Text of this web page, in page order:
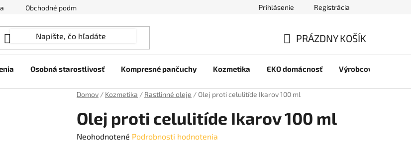
Obchodné podmienky Prihlásenie Registrácia
KOŠÍK
PRÁZDNY KOŠÍK
Osobná starostlivosť Kompresné pančuchy Kozmetika EKO domácnosť Výrobcovia
Domov / Kozmetika / Rastlinné oleje / Olej proti celulitíde Ikarov 100 ml
Olej proti celulitíde Ikarov 100 ml
Priemerné
Neohodnotené Podrobnosti hodnotenia